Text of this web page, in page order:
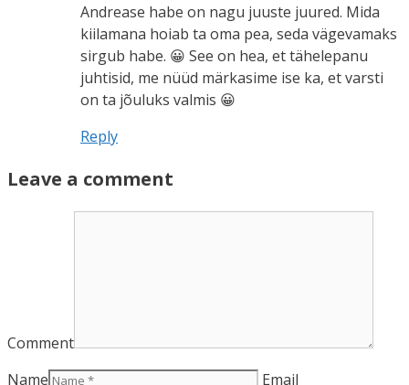
Andrease habe on nagu juuste juured. Mida
kiilamana hoiab ta oma pea, seda vägevamaks
sirgub habe. 😀 See on hea, et tähelepanu
juhtisid, me nüüd märkasime ise ka, et varsti
on ta jõuluks valmis 😀
Reply
Leave a comment
Comment
Name
Email